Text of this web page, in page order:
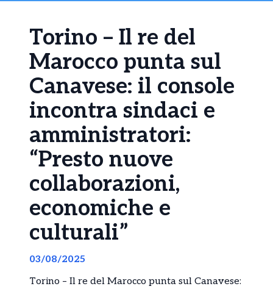
Torino – Il re del
Marocco punta sul
Canavese: il console
incontra sindaci e
amministratori:
“Presto nuove
collaborazioni,
economiche e
culturali”
03/08/2025
Torino – Il re del Marocco punta sul Canavese: